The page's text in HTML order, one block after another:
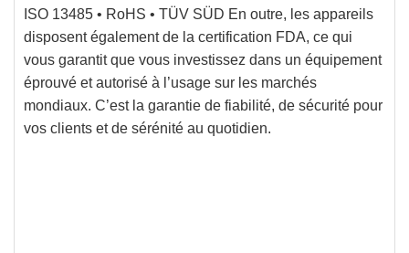
ISO 13485 • RoHS • TÜV SÜD En outre, les appareils
disposent également de la certification FDA, ce qui
vous garantit que vous investissez dans un équipement
éprouvé et autorisé à l’usage sur les marchés
mondiaux. C’est la garantie de fiabilité, de sécurité pour
vos clients et de sérénité au quotidien.